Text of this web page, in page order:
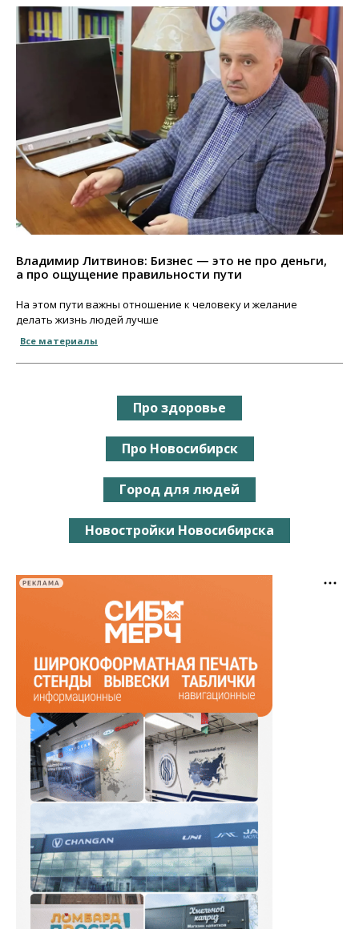
Владимир Литвинов: Бизнес — это не про деньги,
а про ощущение правильности пути
На этом пути важны отношение к человеку и желание
делать жизнь людей лучше
Все материалы
Про здоровье
Про Новосибирск
Город для людей
Новостройки Новосибирска
РЕКЛАМА